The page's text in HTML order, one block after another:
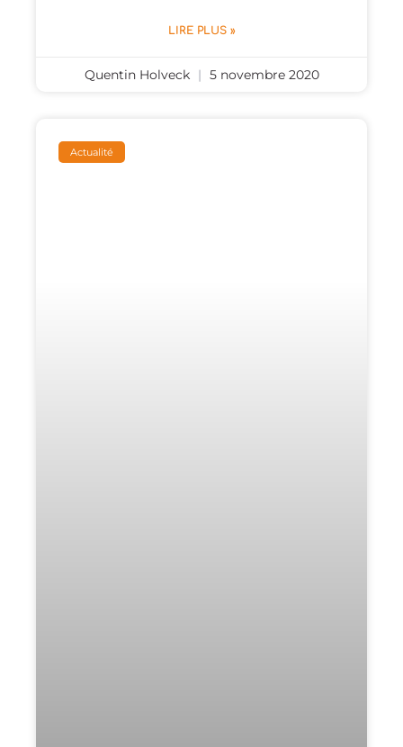
LIRE PLUS »
Quentin Holveck 5 novembre 2020
Actualité